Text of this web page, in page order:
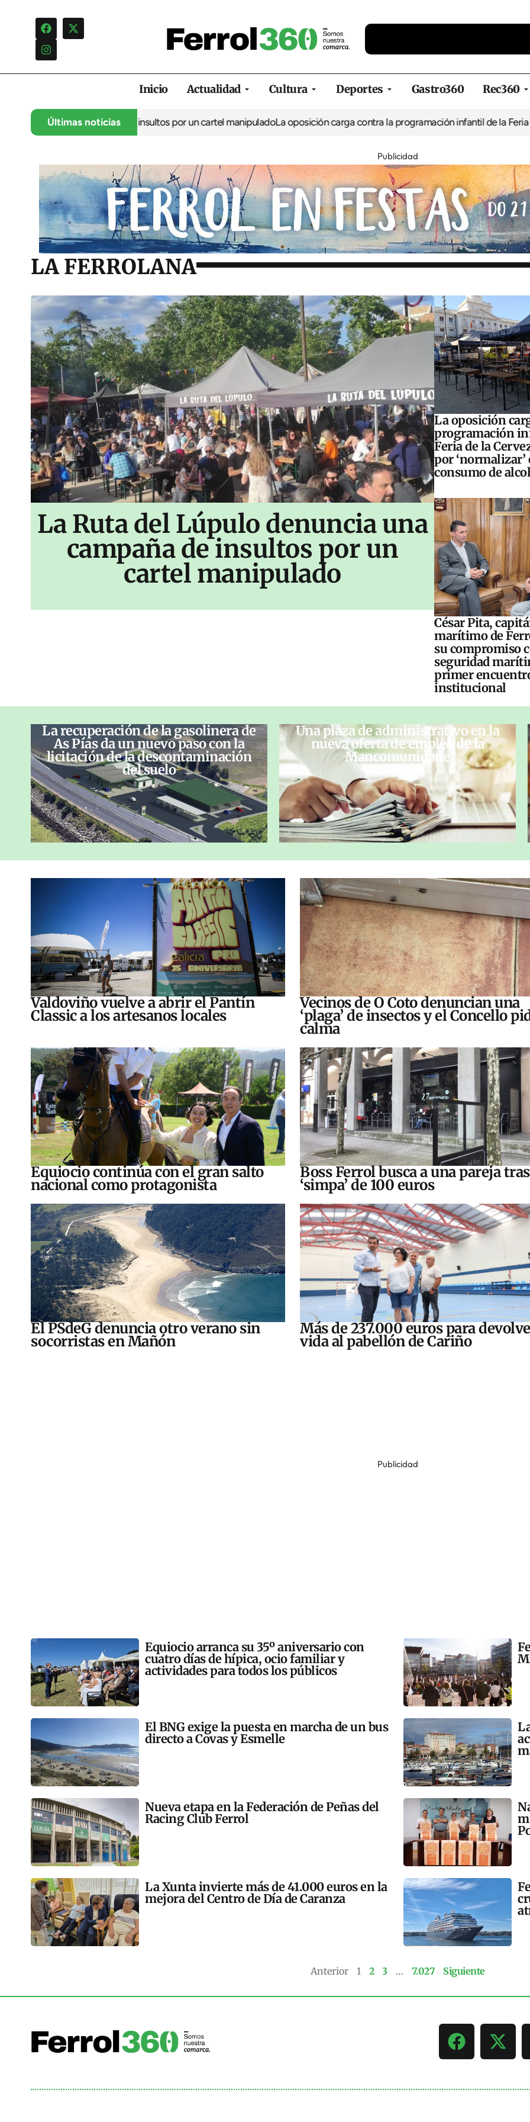
Inicio Actualidad Cultura Deportes Gastro360 Rec360
Últimas noticias
una campaña de insultos por un cartel manipuladoLa oposición carga contra la programación infantil de la Feria de la
Publicidad
LA FERROLANA
La Ruta del Lúpulo denuncia una
campaña de insultos por un
cartel manipulado
La oposición
programación
Feria de la
por ‘normalizar’
consumo de
César Pita,
marítimo de
su compromiso
seguridad
primer
institucional
La recuperación de la gasolinera de
As Pías da un nuevo paso con la
licitación de la descontaminación
del suelo
Una plaza de administrativo en la
nueva oferta de empleo de la
Mancomunidade
Valdoviño vuelve a abrir el Pantín
Classic a los artesanos locales
Vecinos de O Coto denuncian una
‘plaga’ de insectos y el Concello
calma
Equiocio continúa con el gran salto
nacional como protagonista
Boss Ferrol busca a una pareja
‘simpa’ de 100 euros
El PSdeG denuncia otro verano sin
socorristas en Mañón
Más de 237.000 euros para
vida al pabellón de Cariño
Publicidad
Equiocio arranca su 35º aniversario con
cuatro días de hípica, ocio familiar y
actividades para todos los públicos
El BNG exige la puesta en marcha de un bus
directo a Covas y Esmelle
Nueva etapa en la Federación de Peñas del
Racing Club Ferrol
La Xunta invierte más de 41.000 euros en la
mejora del Centro de Día de Caranza
Anterior 1 2 3 … 7.027 Siguiente